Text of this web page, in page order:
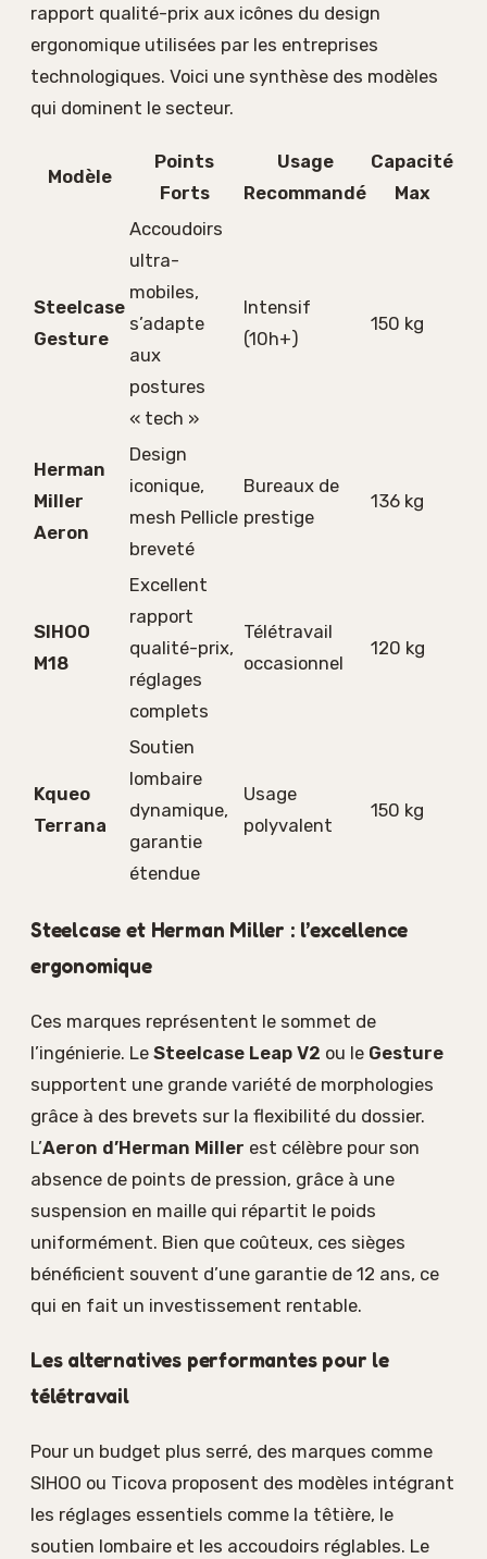
rapport qualité-prix aux icônes du design
ergonomique utilisées par les entreprises
technologiques. Voici une synthèse des modèles
qui dominent le secteur.
Modèle
Points
Forts
Usage
Recommandé
Capacité
Max
Steelcase
Gesture
Accoudoirs
ultra-
mobiles,
s’adapte
aux
postures
« tech »
Intensif
(10h+)
150 kg
Herman
Miller
Aeron
Design
iconique,
mesh Pellicle
breveté
Bureaux de
prestige
136 kg
SIHOO
M18
Excellent
rapport
qualité-prix,
réglages
complets
Télétravail
occasionnel
120 kg
Kqueo
Terrana
Soutien
lombaire
dynamique,
garantie
étendue
Usage
polyvalent
150 kg
Steelcase et Herman Miller : l’excellence
ergonomique
Ces marques représentent le sommet de
l’ingénierie. Le Steelcase Leap V2 ou le Gesture
supportent une grande variété de morphologies
grâce à des brevets sur la flexibilité du dossier.
L’Aeron d’Herman Miller est célèbre pour son
absence de points de pression, grâce à une
suspension en maille qui répartit le poids
uniformément. Bien que coûteux, ces sièges
bénéficient souvent d’une garantie de 12 ans, ce
qui en fait un investissement rentable.
Les alternatives performantes pour le
télétravail
Pour un budget plus serré, des marques comme
SIHOO ou Ticova proposent des modèles intégrant
les réglages essentiels comme la têtière, le
soutien lombaire et les accoudoirs réglables. Le